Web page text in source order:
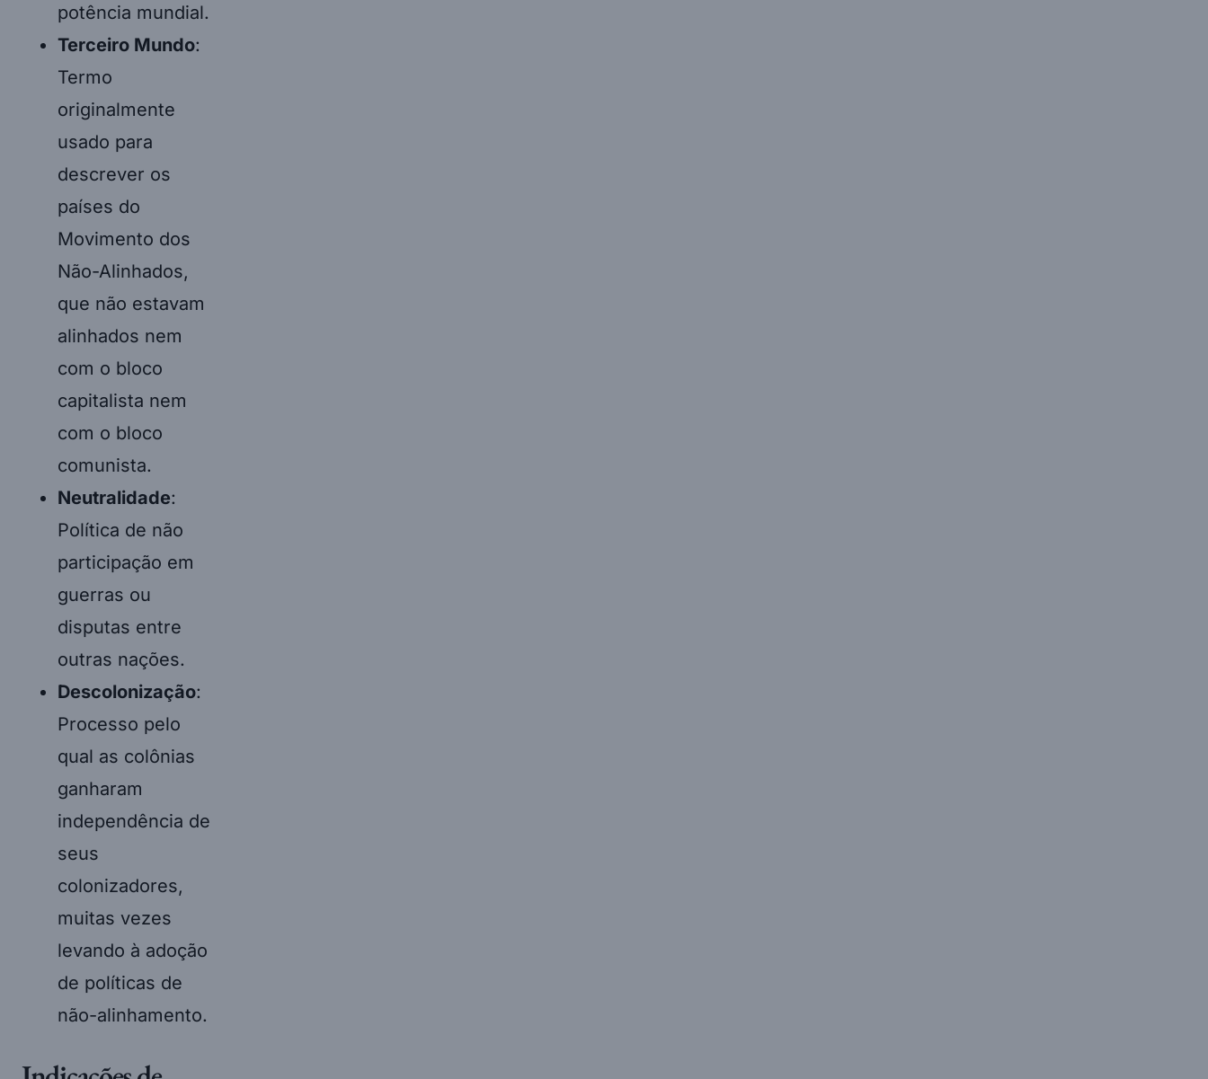
potência mundial.
Terceiro Mundo:
Termo
originalmente
usado para
descrever os
países do
Movimento dos
Não-Alinhados,
que não estavam
alinhados nem
com o bloco
capitalista nem
com o bloco
comunista.
Neutralidade:
Política de não
participação em
guerras ou
disputas entre
outras nações.
Descolonização:
Processo pelo
qual as colônias
ganharam
independência de
seus
colonizadores,
muitas vezes
levando à adoção
de políticas de
não-alinhamento.